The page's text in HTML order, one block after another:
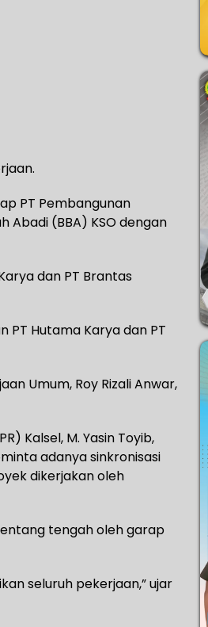
PT Pembangunan
Abadi (BBA) KSO dengan
dan PT Brantas
Hutama Karya dan PT
Umum, Roy Rizali Anwar,
Kalsel, M. Yasin Toyib,
adanya sinkronisasi
dikerjakan oleh
tengah oleh garap
seluruh pekerjaan,” ujar